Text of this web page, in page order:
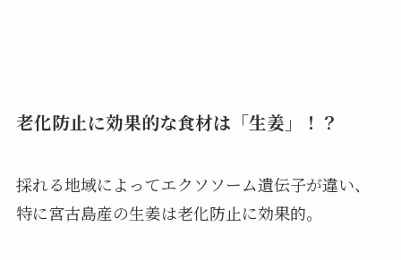
老化防止に効果的な食材は「生姜」！？
採れる地域によってエクソソーム遺伝子が違い、
特に宮古島産の生姜は老化防止に効果的。